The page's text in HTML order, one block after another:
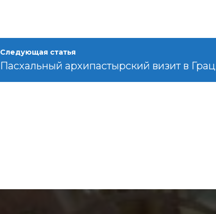
Следующая статья
Пасхальный архипастырский визит в Грац